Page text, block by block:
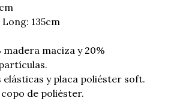
135cm
maciza y 20%
elásticas y placa poliéster soft.
copo de poliéster.